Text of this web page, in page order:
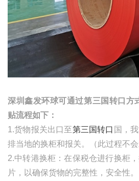
深圳鑫发环球可通过第三国转口方
贴流程如下：
1.货物报关出口至第三国转口 国，
排当地的换柜和报关。（此过程不会
2.中转港换柜：在保税仓进行换柜
片，以确保货物的完整性，安全性。